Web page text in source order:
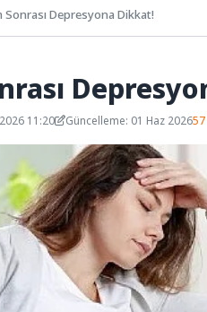
Sonrası Depresyona Dikkat!
11:20 Güncelleme: 01 Haz 2026